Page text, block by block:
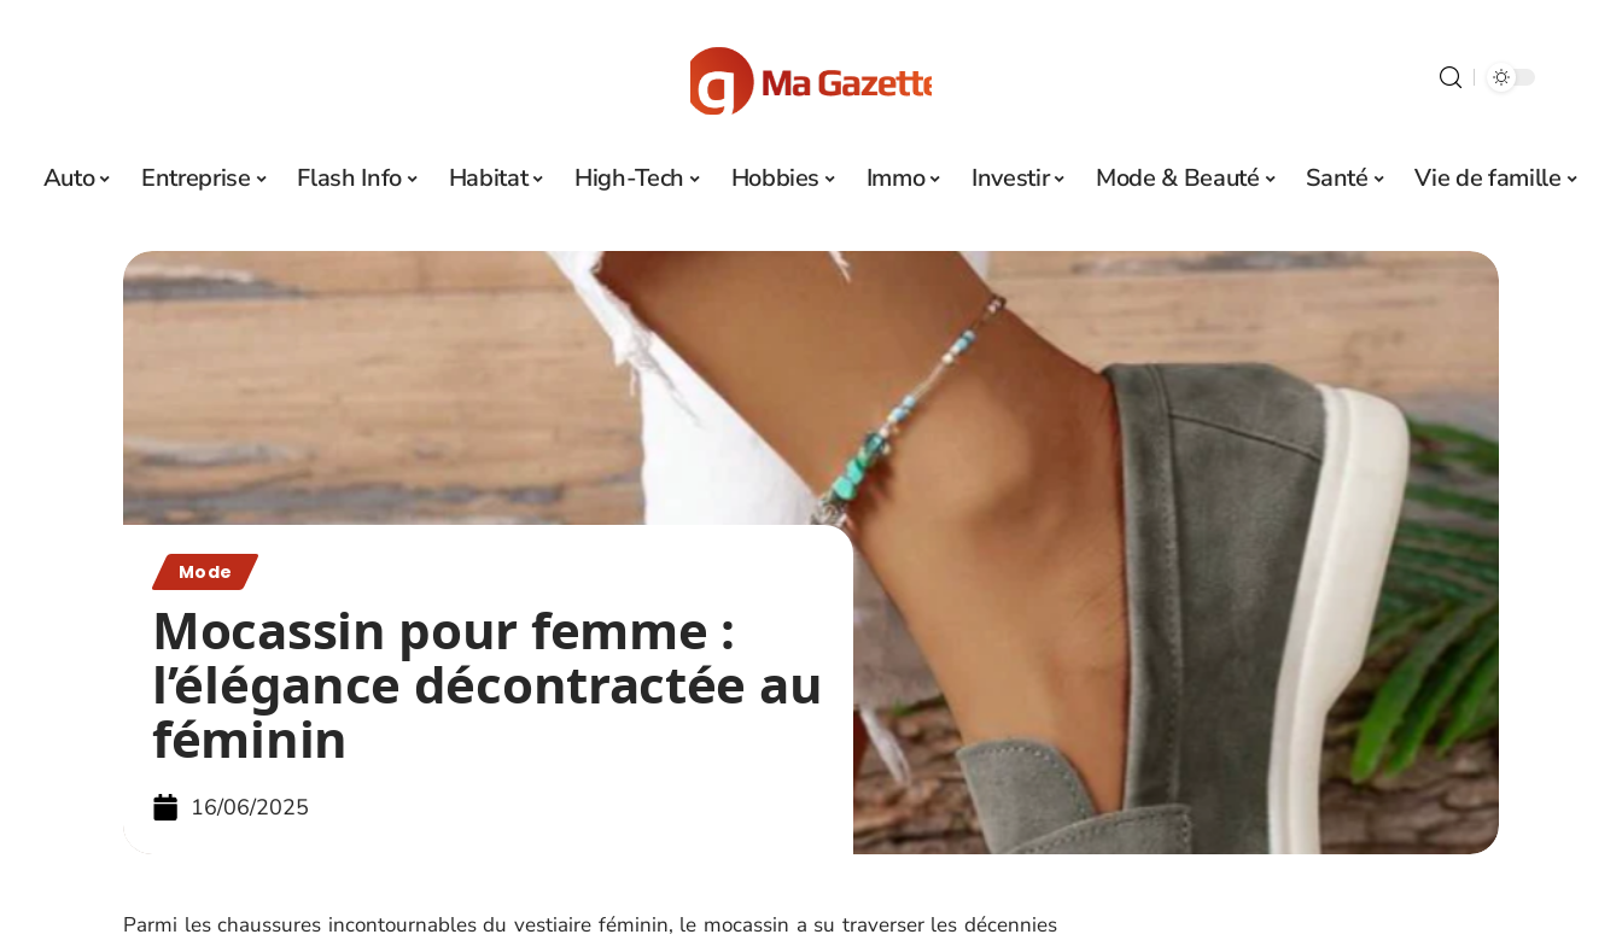
Auto Entreprise Flash Info Habitat High-Tech Hobbies Immo Investir Mode & Beauté Santé Vie de famille
Mode
Mocassin pour femme :
l’élégance décontractée au
féminin
16/06/2025
Parmi les chaussures incontournables du vestiaire féminin, le mocassin a su traverser les décennies